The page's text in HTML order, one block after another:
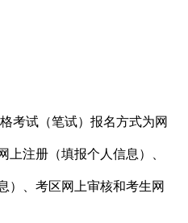
考试（笔试）报名方式为网
上注册（填报个人信息）、
）、考区网上审核和考生网